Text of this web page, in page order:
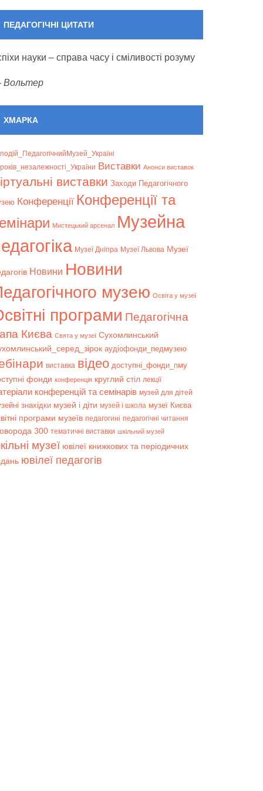
ПЕДАГОГІЧНІ ЦИТАТИ
науки – справа часу і сміливості розуму
Вольтер
ХМАРКА
Bиставки Анонси виставок
виставки Заходи Педагогічного
Конференції Конференції та
Мистецький арсенал Музейна
Музеї Дніпра Музеї Львова Музеї
Новини Новини
музею Освіта у музеї
програми Педагогічна
Києва Свята у музеї Сухомлинський
аудіофонди_педмузею
виставка відео доступні_фонди_пму
фонди конференція круглий стіл лекції
конференцій та семінарів музей для дітей
знахідки музей і діти музей і школа музеї Києва
програми музеїв педагогині педагогічні читання
300 тематичні виставки шкільний музей
музеї ювілеї книжкових та періодичних
ювілеї педагогів